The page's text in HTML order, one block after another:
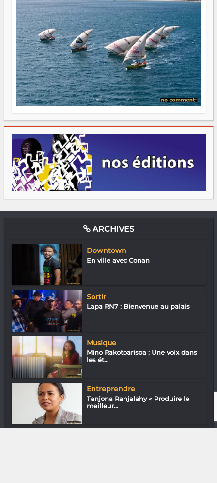
ARCHIVES
Downtown
En ville avec Conan
Sortir
Lapa RN7 : Bienvenue au palais
Musique
Mino Rakotoarisoa : Une voix dans
les ét...
Entreprendre
Tanjona Ranjalahy « Produire le
meilleur...